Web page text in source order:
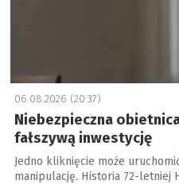
06.08.2026 (20:37)
Niebezpieczna
fałszywą inwestycję
Jedno kliknięcie może
manipulację. Historia 72-letniej